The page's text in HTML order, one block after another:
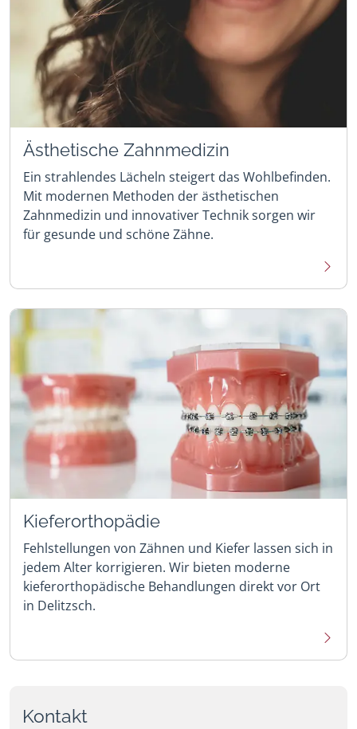
Ästhetische Zahnmedizin
Ein strahlendes Lächeln steigert das Wohlbefinden.
Mit modernen Methoden der ästhetischen
Zahnmedizin und innovativer Technik sorgen wir
für gesunde und schöne Zähne.
Kieferorthopädie
Fehlstellungen von Zähnen und Kiefer lassen sich in
jedem Alter korrigieren. Wir bieten moderne
kieferorthopädische Behandlungen direkt vor Ort
in Delitzsch.
Kontakt